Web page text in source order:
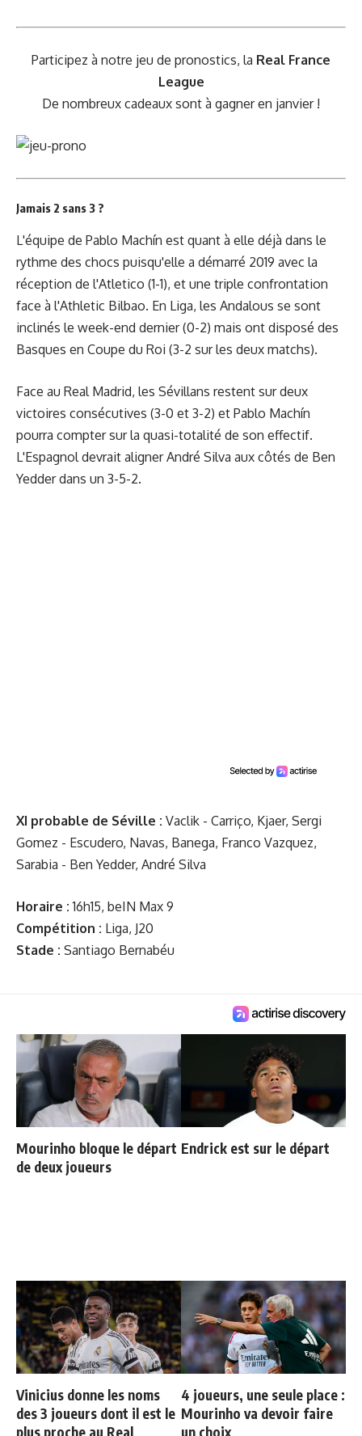
Participez à notre jeu de pronostics, la Real France
League
De nombreux cadeaux sont à gagner en janvier !
Jamais 2 sans 3 ?
L'équipe de Pablo Machín est quant à elle déjà dans le
rythme des chocs puisqu'elle a démarré 2019 avec la
réception de l'Atletico (1-1), et une triple confrontation
face à l'Athletic Bilbao. En Liga, les Andalous se sont
inclinés le week-end dernier (0-2) mais ont disposé des
Basques en Coupe du Roi (3-2 sur les deux matchs).
Face au Real Madrid, les Sévillans restent sur deux
victoires consécutives (3-0 et 3-2) et Pablo Machín
pourra compter sur la quasi-totalité de son effectif.
L'Espagnol devrait aligner André Silva aux côtés de Ben
Yedder dans un 3-5-2.
XI probable de Séville : Vaclik - Carriço, Kjaer, Sergi
Gomez - Escudero, Navas, Banega, Franco Vazquez,
Sarabia - Ben Yedder, André Silva
Horaire : 16h15, beIN Max 9
Compétition : Liga, J20
Stade : Santiago Bernabéu
Mourinho bloque le départ
de deux joueurs
Endrick est sur le départ
Vinicius donne les noms
des 3 joueurs dont il est le
plus proche au Real
4 joueurs, une seule place :
Mourinho va devoir faire
un choix